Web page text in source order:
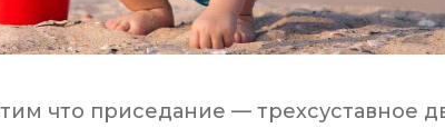
что приседание — трехсуставное